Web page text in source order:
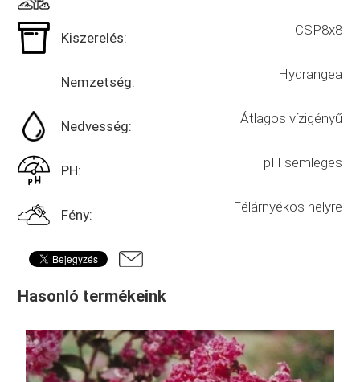
Kiszerelés: CSP8x8
Nemzetség: Hydrangea
Nedvesség: Átlagos vízigényű
PH: pH semleges
Fény: Félárnyékos helyre
Hasonló termékeink